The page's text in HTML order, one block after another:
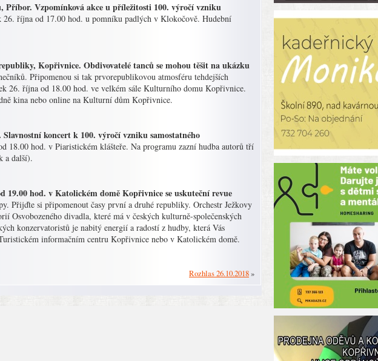
Příbor. Vzpomínková akce u příležitosti 100. výročí vzniku
26. října od 17.00 hod. u pomníku padlých v Klokočově. Hudební
Kopřivnice. Obdivovatelé tanců se mohou těšit na ukázku
Připomenou si tak prvorepublikovou atmosféru tehdejších
26. října od 18.00 hod. ve velkém sále Kulturního domu Kopřivnice.
kina nebo online na Kulturní dům Kopřivnice.
koncert k 100. výročí vzniku samostatného
18.00 hod. v Piaristickém klášteře. Na programu zazní hudba autorů tří
a další).
hod. v Katolickém domě Kopřivnice se uskuteční revue
Přijďte si připomenout časy první a druhé republiky. Orchestr Ježkovy
Osvobozeného divadla, které má v českých kulturně-společenských
konzervatoristů je nabitý energií a radostí z hudby, která Vás
informačním centru Kopřivnice nebo v Katolickém domě.
Rozhlas 26.10.2018»